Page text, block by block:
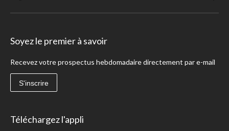
Soyez le premier à savoir
Recevez votre prospectus hebdomadaire directement par e-mail
S'inscrire
Téléchargez l'appli